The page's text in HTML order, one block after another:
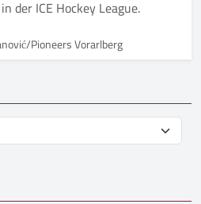
der ICE Hockey League.
Pioneers Vorarlberg